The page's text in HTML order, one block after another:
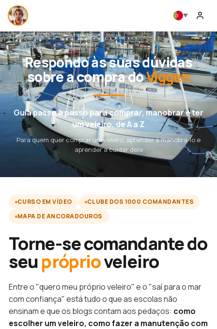
Respondo às suas dúvidas
sobre a compra doViggen
Guia passo a passo para comprar, manobrar e ter
um veleiro, de A a Z
Para quem quer comprar um veleiro, aprender a manobrá-lo e
aprender a cuidar dele
CURSO EM VÍDEO
CLUBE DOS 1000 COMANDANTES
MAPA DE ANCORADOUROS
Torne-se comandante do
seupróprioveleiro
Entre o "quero meu próprio veleiro" e o "saí para o mar
com confiança" está tudo o que as escolas não
ensinam e que os blogs contam aos pedaços: como
escolher um veleiro, como fazer a manutenção com